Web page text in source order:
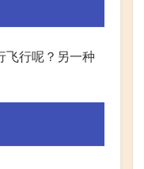
飞行呢？另一种